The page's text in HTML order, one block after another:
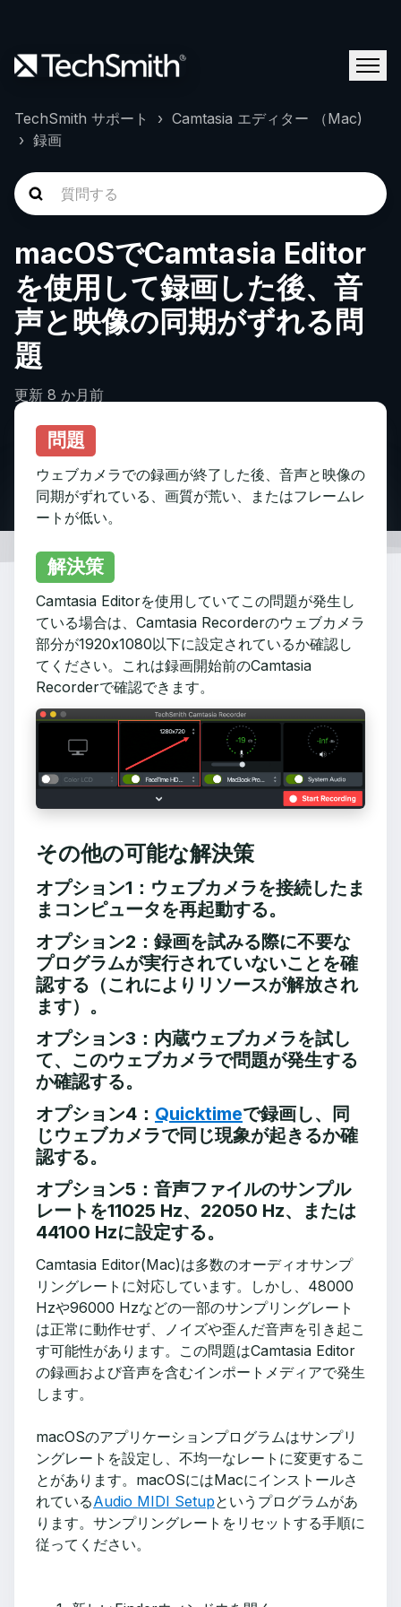
TechSmith サポート
Camtasia エディター （Mac)
録画
macOSでCamtasia Editor
を使用して録画した後、音
声と映像の同期がずれる問
題
更新 8 か月前
問題
ウェブカメラでの録画が終了した後、音声と映像の
同期がずれている、画質が荒い、またはフレームレ
ートが低い。
解決策
Camtasia Editorを使用していてこの問題が発生し
ている場合は、Camtasia Recorderのウェブカメラ
部分が1920x1080以下に設定されているか確認し
てください。これは録画開始前のCamtasia
Recorderで確認できます。
その他の可能な解決策
オプション1：ウェブカメラを接続したま
まコンピュータを再起動する。
オプション2：録画を試みる際に不要な
プログラムが実行されていないことを確
認する（これによりリソースが解放され
ます）。
オプション3：内蔵ウェブカメラを試し
て、このウェブカメラで問題が発生する
か確認する。
オプション4： Quicktimeで録画し、同
じウェブカメラで同じ現象が起きるか確
認する。
オプション5：音声ファイルのサンプル
レートを11025 Hz、22050 Hz、または
44100 Hzに設定する。
Camtasia Editor(Mac)は多数のオーディオサンプ
リングレートに対応しています。しかし、48000
Hzや96000 Hzなどの一部のサンプリングレート
は正常に動作せず、ノイズや歪んだ音声を引き起こ
す可能性があります。この問題はCamtasia Editor
の録画および音声を含むインポートメディアで発生
します。
macOSのアプリケーションプログラムはサンプリ
ングレートを設定し、不均一なレートに変更するこ
とがあります。macOSにはMacにインストールさ
れているAudio MIDI Setupというプログラムがあ
ります。サンプリングレートをリセットする手順に
従ってください。